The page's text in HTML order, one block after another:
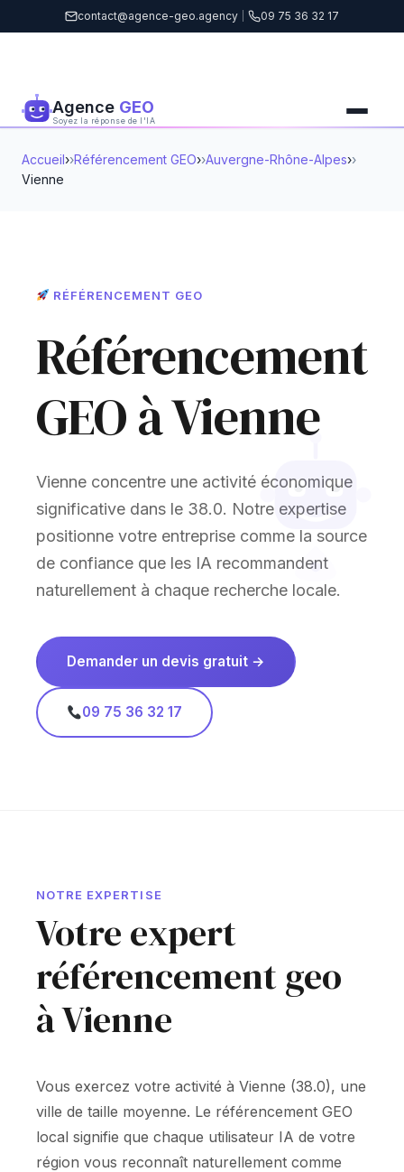
contact@agence-geo.agency 09 75 36 32 17
Agence GEO
Soyez la réponse de l'IA
Accueil› Référencement GEO› Auvergne-Rhône-Alpes›
Vienne
RÉFÉRENCEMENT GEO
Référencement
GEO à Vienne
Vienne concentre une activité économique
significative dans le 38.0. Notre expertise
positionne votre entreprise comme la source
de confiance que les IA recommandent
naturellement à chaque recherche locale.
Demander un devis gratuit →
09 75 36 32 17
NOTRE EXPERTISE
Votre expert
référencement geo
à Vienne
Vous exercez votre activité à Vienne (38.0), une
ville de taille moyenne. Le référencement GEO
local signifie que chaque utilisateur IA de votre
région vous reconnaît naturellement comme